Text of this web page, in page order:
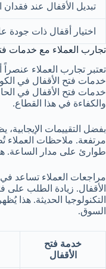
تبديل الأقفال عند فقدان
اختيار أقفال ذات جودة
تجارب العملاء مع خدمات
تعتبر تجارب العملاء
خدمات فتح الأقفال في
خدمات فتح الأقفال في
والكفاءة في هذا القطاع.
بفضل التقييمات
طوارئ على مدار الساعة.
مراجعات العملاء تساعد
الأقفال. زيادة الطلب على
التكنولوجيا الحديثة. هذا
السوق.
خدمة فتح
الأقفال